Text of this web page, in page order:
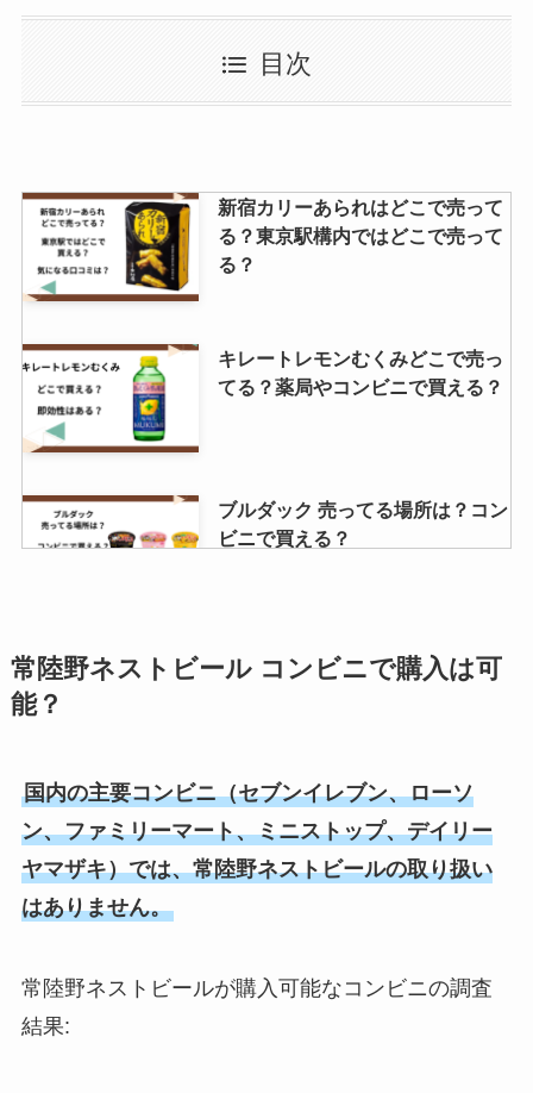
グミチョコ 生産終了の理由は？代
わりのお菓子はどれ？
しましまうまうまバーが販売終
了？Amazonで買える？値段や販
天守石垣サブレ 買える場所はど
こ？東京ではどこで売ってる？
インカのめざめはどこで買える？
スーパーや成城石井で売ってる？
霜ばしら高島屋での販売は？東京
ではどこで買える？
萩の月はどこで買える？東京では
どこで売ってる？値段はいくら？
はどこ？成城石井で買える？
目次
新宿カリーあられはどこで売って
る？東京駅構内ではどこで売って
る？
キレートレモンむくみどこで売っ
てる？薬局やコンビニで買える？
ブルダック 売ってる場所は？コン
ビニで買える？
セブンイレブンのカレーパンは販
売終了？いつまで販売してる？ま
マックシェイク 販売中止の噂は本
当？取扱い店舗は？
ドンキで売ってる？販売終了の噂
常陸野ネストビール コンビニで購入は可
能？
国内の主要コンビニ（セブンイレブン、ローソ
ン、ファミリーマート、ミニストップ、デイリー
ヤマザキ）では、常陸野ネストビールの取り扱い
はありません。
常陸野ネストビールが購入可能なコンビニの調査
結果: